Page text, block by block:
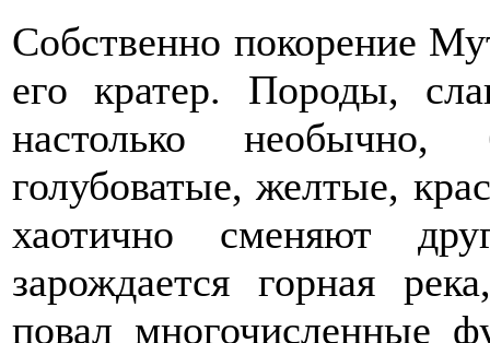
Собственно покорение
его кратер. Породы,
настолько
голубоватые, желтые,
хаотично сменяют
зарождается горная
повал многочисленные